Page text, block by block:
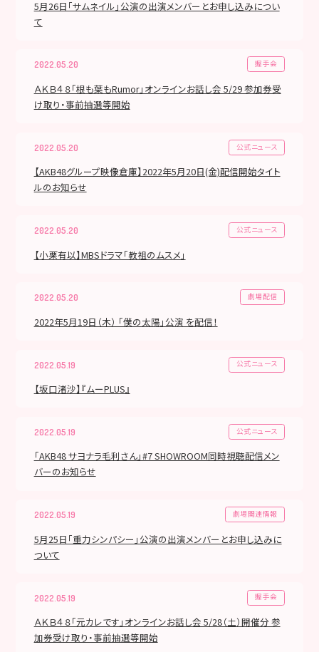
5月26日「サムネイル」公演の出演メンバーとお申し込みについ
て
2022.05.20 握手会
ＡＫＢ４８「根も葉もRumor」オンラインお話し会 5/29 参加券受
け取り・事前抽選等開始
2022.05.20 公式ニュース
【AKB48グループ映像倉庫】2022年5月20日(金)配信開始タイト
ルのお知らせ
2022.05.20 公式ニュース
【小栗有以】MBSドラマ「教祖のムスメ」
2022.05.20 劇場配信
2022年5月19日（木） 「僕の太陽」公演 を配信！
2022.05.19 公式ニュース
【坂口渚沙】『ムーPLUS』
2022.05.19 公式ニュース
「AKB48 サヨナラ毛利さん」#7 SHOWROOM同時視聴配信メン
バーのお知らせ
2022.05.19 劇場関連情報
5月25日「重力シンパシー」公演の出演メンバーとお申し込みに
ついて
2022.05.19 握手会
ＡＫＢ４８「元カレです」オンラインお話し会 5/28（土）開催分 参
加券受け取り・事前抽選等開始